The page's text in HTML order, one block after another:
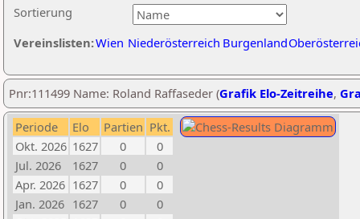
Sortierung
Vereinslisten:Wien Niederösterreich Burgenland
Pnr:111499 Name: Roland Raffaseder (Grafik Elo-Zeitreihe,
Periode Elo Partien Pkt.
Okt. 2026 1627 0
0
Jul. 2026
1627 0
0
Apr. 2026 1627 0
0
Jan. 2026 1627 0
0